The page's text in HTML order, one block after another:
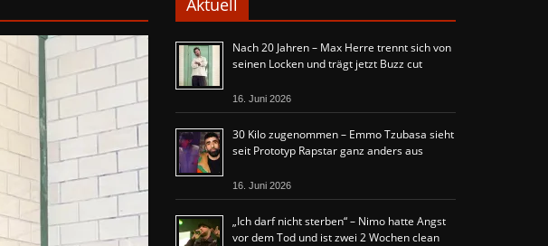
Aktuell
Nach 20 Jahren – Max Herre trennt sich von
seinen Locken und trägt jetzt Buzz cut
16. Juni 2026
30 Kilo zugenommen – Emmo Tzubasa sieht
seit Prototyp Rapstar ganz anders aus
16. Juni 2026
„Ich darf nicht sterben“ – Nimo hatte Angst
vor dem Tod und ist zwei 2 Wochen clean